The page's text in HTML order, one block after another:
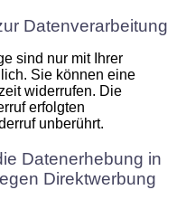
Datenverarbeitung
sind nur mit Ihrer
Sie können eine
widerrufen. Die
erfolgten
unberührt.
Datenerhebung in
Direktwerbung